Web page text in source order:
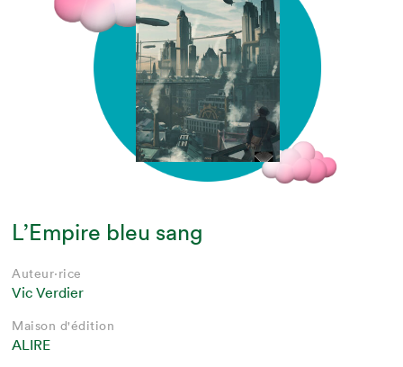
L’Empire bleu sang
Auteur·rice
Vic Verdier
Maison d'édition
ALIRE